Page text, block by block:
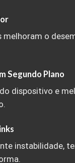
melhoram o
Segundo Plano
dispositivo e
instabilidade,